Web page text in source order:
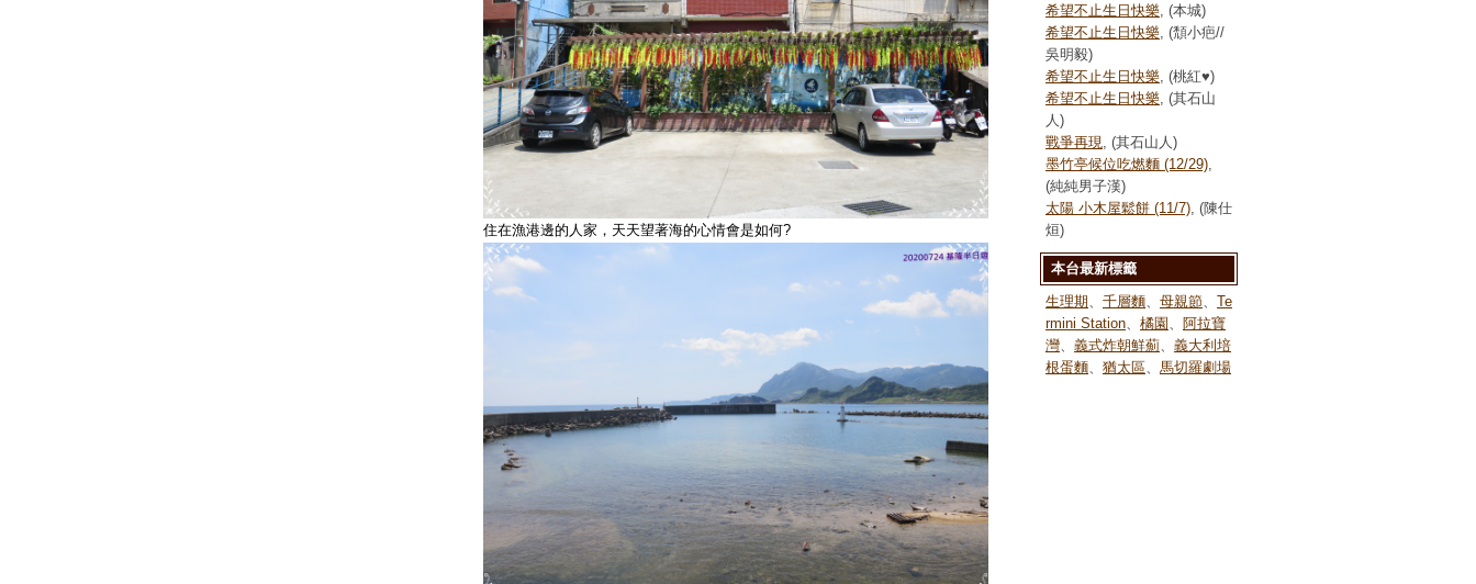
住在漁港邊的人家，天天望著海的心情會是如何?
希望不止生日快樂 , (本城)
希望不止生日快樂 , (頹小疤//
吳明毅)
希望不止生日快樂 , (桃紅♥)
希望不止生日快樂 , (其石山
人)
戰爭再現
, (其石山人)
墨竹亭候位吃燃麵 (12/29)
(純純男子漢)
太陽 小木屋鬆餅 (11/7) , (陳仕
烜)
本台最新標籤
生理期
千層麵 母親節
Te
rmini Station
橘園
阿拉寶
灣
義式炸朝鮮薊
義大利培
根蛋麵
猶太區 馬切羅劇場